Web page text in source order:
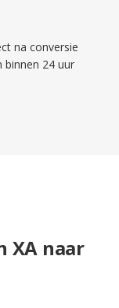
na conversie
binnen 24 uur
XA naar